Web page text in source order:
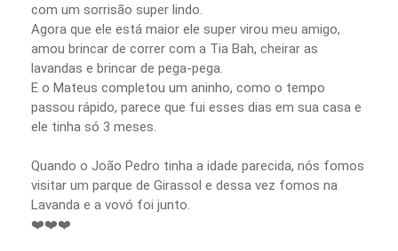
com um sorrisão super lindo.
Agora que ele está maior ele super virou meu amigo,
amou brincar de correr com a Tia Bah, cheirar as
lavandas e brincar de pega-pega.
E o Mateus completou um aninho, como o tempo
passou rápido, parece que fui esses dias em sua casa e
ele tinha só 3 meses.
Quando o João Pedro tinha a idade parecida, nós fomos
visitar um parque de Girassol e dessa vez fomos na
Lavanda e a vovó foi junto.
❤️❤️❤️